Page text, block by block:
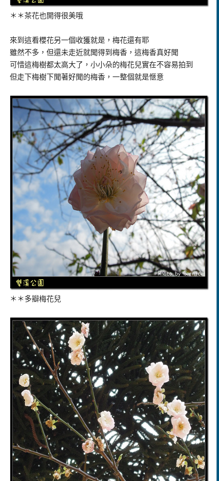
＊＊茶花也開得很美哦
來到這看櫻花另一個收獲就是，梅花還有耶
雖然不多，但還未走近就聞得到梅香，這梅香真好聞
可惜這梅樹都太高大了，小小朵的梅花兒實在不容易拍到
但走下梅樹下聞著好聞的梅香，一整個就是愜意
＊＊多瓣梅花兒